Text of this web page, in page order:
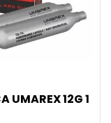
UMAREX 12G 1